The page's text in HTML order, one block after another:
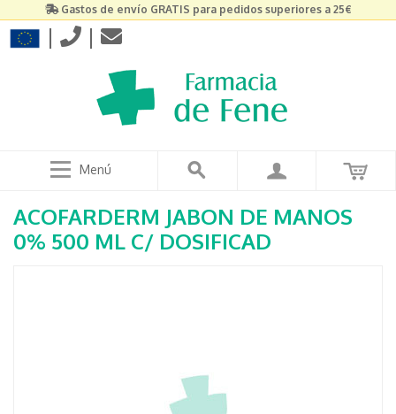
Gastos de envío GRATIS para pedidos superiores a 25€
| |
Menú
ACOFARDERM JABON DE MANOS
0% 500 ML C/ DOSIFICAD